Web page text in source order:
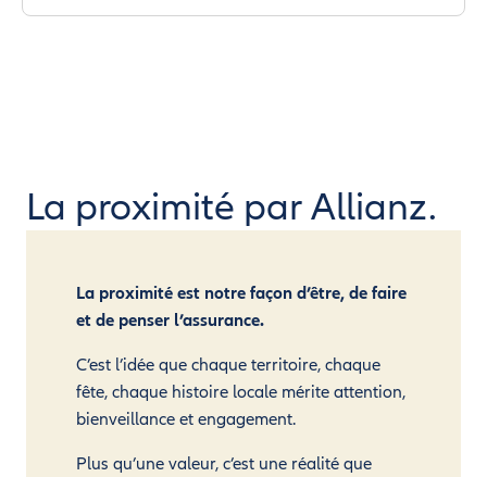
La proximité par Allianz.
La proximité est notre façon d’être, de faire
et de penser l’assurance.
C’est l’idée que chaque territoire, chaque
fête, chaque histoire locale mérite attention,
bienveillance et engagement.
Plus qu’une valeur, c’est une réalité que